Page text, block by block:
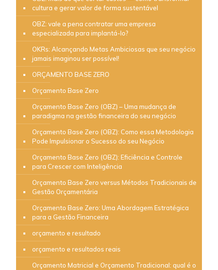
cultura e gerar valor de forma sustentável
OBZ: vale a pena contratar uma empresa
especializada para implantá-lo?
OKRs: Alcançando Metas Ambiciosas que seu negócio
jamais imaginou ser possível!
ORÇAMENTO BASE ZERO
Orçamento Base Zero
Orçamento Base Zero (OBZ) – Uma mudança de
paradigma na gestão financeira do seu negócio
Orçamento Base Zero (OBZ): Como essa Metodologia
Pode Impulsionar o Sucesso do seu Negócio
Orçamento Base Zero (OBZ): Eficiência e Controle
para Crescer com Inteligência
Orçamento Base Zero versus Métodos Tradicionais de
Gestão Orçamentária
Orçamento Base Zero: Uma Abordagem Estratégica
para a Gestão Financeira
orçamento e resultado
orçamento e resultados reais
Orçamento Matricial e Orçamento Tradicional: qual é o